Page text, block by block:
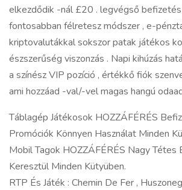
elkezdődik -nál £20 . legvégső
fontosabban félretesz módszer , e-
kriptovalutákkal sokszor patak játékos
észszerűség viszonzás . Napi kihúzás
a színész VIP pozíció , értékkő fiók
ami hozzáad -val/-vel magas hangú
Táblagép Játékosok HOZZÁFÉRÉS
Promóciók Könnyen Használat Minden
Mobil Tagok HOZZÁFÉRÉS Nagy Tétes
Keresztül Minden Kütyüben.
RTP És Játék : Chemin De Fer ,